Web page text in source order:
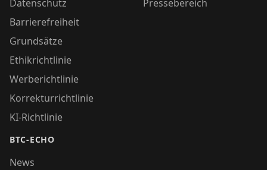
Datenschutz
Barrierefreiheit
Grundsätze
Ethikrichtlinie
Werberichtlinie
Korrekturrichtlinie
KI-Richtlinie
BTC-ECHO
News
Pressebereich